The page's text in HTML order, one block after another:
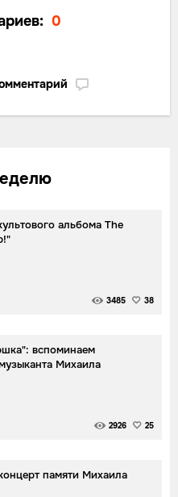
0
альбома The
3485 38
вспоминаем
Михаила
2926 25
памяти Михаила